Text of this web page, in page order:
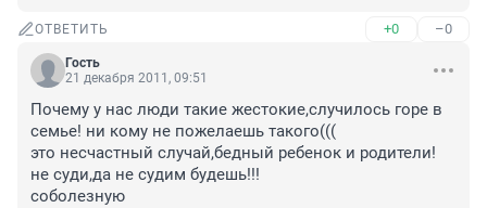
ОТВЕТИТЬ +0 –0
Гость
21 декабря 2011, 09:51
Почему у нас люди такие жестокие,случилось горе в
семье! ни кому не пожелаешь такого(((
это несчастный случай,бедный ребенок и родители!
не суди,да не судим будешь!!!
соболезную